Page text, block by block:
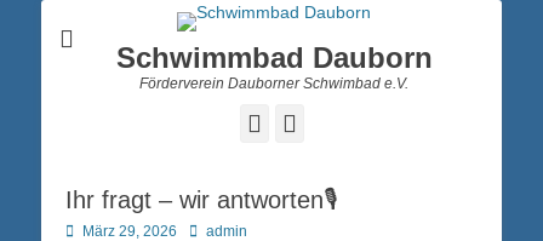
Schwimmbad Dauborn
Förderverein Dauborner Schwimbad e.V.
Facebook
Ihr fragt – wir antworten🎙️
Posted
März 29, 2026 Autoradmin